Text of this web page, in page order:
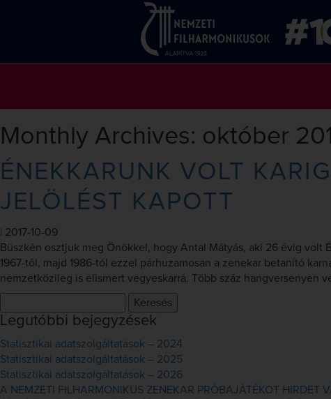
Monthly Archives: október
ÉNEKKARUNK VOLT
JELÖLÉST KAPOTT
2017-10-09
Büszkén osztjuk meg Önökkel, hogy Antal Mátyás, aki 26 évig
1967-től, majd 1986-tól ezzel párhuzamosan a zenekar betanító
nemzetközileg is elismert vegyeskarrá. Több száz hangversenyen
Legutóbbi bejegyzések
Statisztikai adatszolgáltatások – 2024
Statisztikai adatszolgáltatások – 2025
Statisztikai adatszolgáltatások – 2026
A NEMZETI FILHARMONIKUS ZENEKAR PRÓBAJÁTÉKOT HIRDET